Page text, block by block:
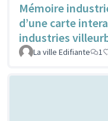
Mémoire
d’une carte
industries
La ville Edifiante 1